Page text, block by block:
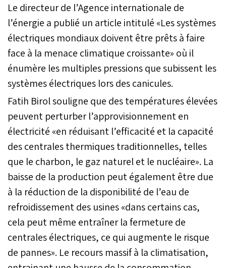
Le directeur de l’Agence internationale de
l’énergie a publié un article intitulé «Les systèmes
électriques mondiaux doivent être prêts à faire
face à la menace climatique croissante» où il
énumère les multiples pressions que subissent les
systèmes électriques lors des canicules.
Fatih Birol souligne que des températures élevées
peuvent perturber l’approvisionnement en
électricité «en réduisant l’efficacité et la capacité
des centrales thermiques traditionnelles, telles
que le charbon, le gaz naturel et le nucléaire». La
baisse de la production peut également être due
à la réduction de la disponibilité de l’eau de
refroidissement des usines «dans certains cas,
cela peut même entraîner la fermeture de
centrales électriques, ce qui augmente le risque
de pannes». Le recours massif à la climatisation,